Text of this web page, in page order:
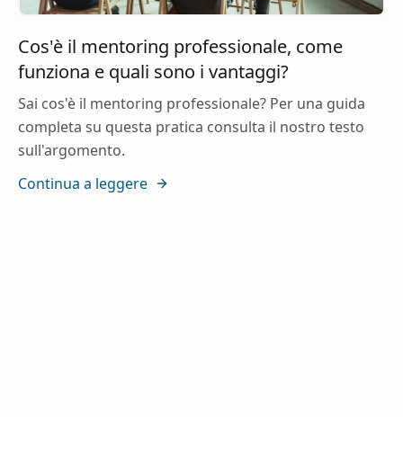
Cos'è il mentoring professionale, come
funziona e quali sono i vantaggi?
Sai cos'è il mentoring professionale? Per una guida
completa su questa pratica consulta il nostro testo
sull'argomento.
Continua a leggere